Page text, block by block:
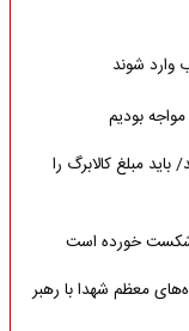
وارد شوند
بودیم
مبلغ کالابرگ را
شکست خورده است
معظم شهدا با رهبر